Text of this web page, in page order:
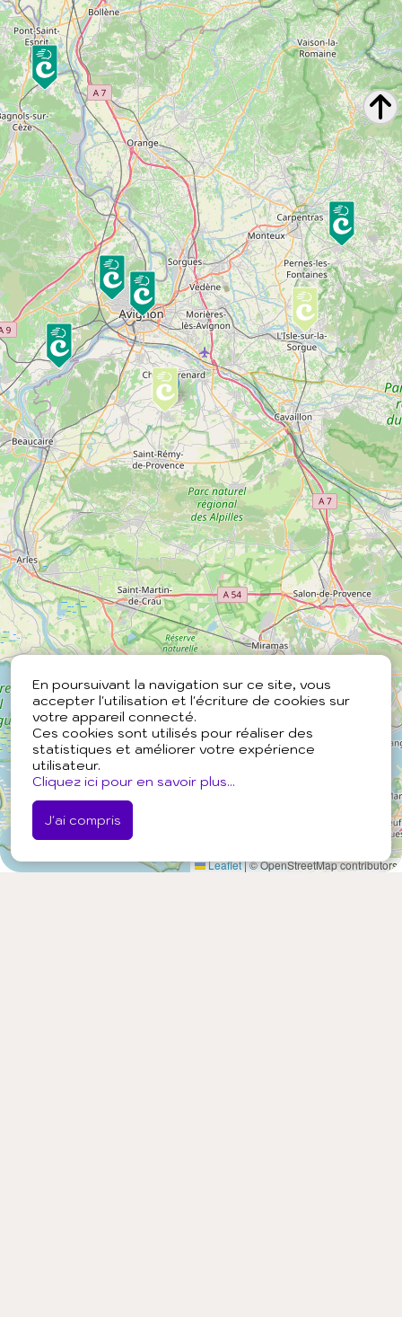
En poursuivant la navigation sur ce site, vous
accepter l'utilisation et l'écriture de cookies sur
votre appareil connecté.
Ces cookies sont utilisés pour réaliser des
statistiques et améliorer votre expérience
utilisateur.
Cliquez ici pour en savoir plus...
J'ai compris
Leaflet|© OpenStreetMap contributors